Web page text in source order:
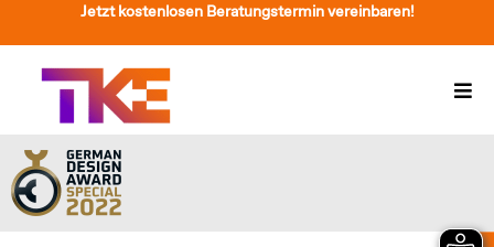
Inhalt
springen
Jetzt kostenlosen Beratungstermin vereinbaren!
Treppenlift
Preise